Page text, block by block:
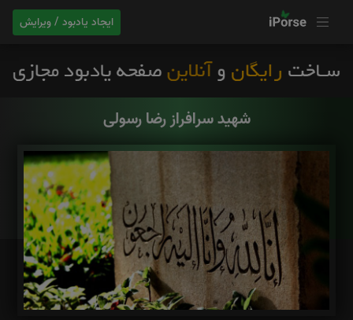
ایجاد یادبود / ویرایش
شهید سرافراز رضا رسولی